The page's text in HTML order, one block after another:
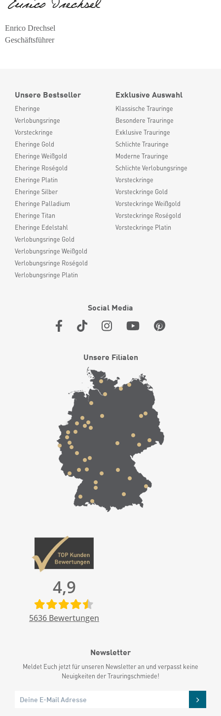
Enrico Drechsel
Geschäftsführer
Unsere Bestseller
Eheringe
Verlobungsringe
Vorsteckringe
Eheringe Gold
Eheringe Weißgold
Eheringe Roségold
Eheringe Platin
Eheringe Silber
Eheringe Palladium
Eheringe Titan
Eheringe Edelstahl
Verlobungsringe Gold
Verlobungsringe Weißgold
Verlobungsringe Roségold
Verlobungsringe Platin
Exklusive Auswahl
Klassische Trauringe
Besondere Trauringe
Exklusive Trauringe
Schlichte Trauringe
Moderne Trauringe
Schlichte Verlobungsringe
Vorsteckringe
Vorsteckringe Gold
Vorsteckringe Weißgold
Vorsteckringe Roségold
Vorsteckringe Platin
Social Media
Unsere Filialen
4,9
5636 Bewertungen
Newsletter
Meldet Euch jetzt für unseren Newsletter an und verpasst keine
Neuigkeiten der Trauringschmiede!